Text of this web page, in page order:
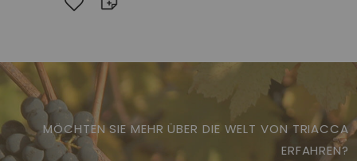
MÖCHTEN SIE MEHR ÜBER DIE WELT VON TRIACCA
ERFAHREN?